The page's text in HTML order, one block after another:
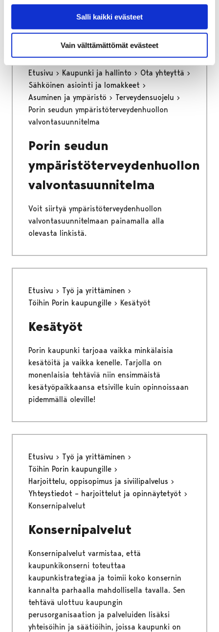
Salli kaikki evästeet
Vain välttämättömät evästeet
Voit siirtyä tilinumeron ilmoitukseen
painamalla alla olevasta linkistä.
Etusivu Kaupunki ja hallinto
Ota yhteyttä
Sähköinen asiointi ja lomakkeet
Asuminen ja ympäristö
Terveydensuojelu
Porin seudun ympäristöterveydenhuollon
valvontasuunnitelma
Porin seudun
ympäristöterveydenhuollon
valvontasuunnitelma
Voit siirtyä ympäristöterveydenhuollon
valvontasuunnitelmaan painamalla alla
olevasta linkistä.
Etusivu
Työ ja yrittäminen
Töihin Porin kaupungille
Kesätyöt
Kesätyöt
Porin kaupunki tarjoaa vaikka minkälaisia
kesätöitä ja vaikka kenelle. Tarjolla on
monenlaisia tehtäviä niin ensimmäistä
kesätyöpaikkaansa etsiville kuin opinnoissaan
pidemmällä oleville!
Etusivu
Työ ja yrittäminen
Töihin Porin kaupungille
Harjoittelu, oppisopimus ja siviilipalvelus
Yhteystiedot – harjoittelut ja opinnäytetyöt
Konsernipalvelut
Konsernipalvelut
Konsernipalvelut varmistaa, että
kaupunkikonserni toteuttaa
kaupunkistrategiaa ja toimii koko konsernin
kannalta parhaalla mahdollisella tavalla. Sen
tehtävä ulottuu kaupungin
perusorganisaation ja palveluiden lisäksi
yhteisöihin ja säätiöihin, joissa kaupunki on